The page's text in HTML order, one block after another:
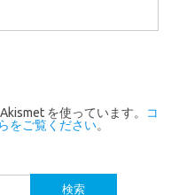
を使っています。
コ
をご覧ください。